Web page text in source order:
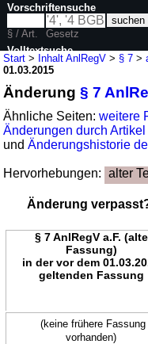
Start > Inhalt AnlRegV > § 7 >
01.03.2015
Änderung§ 7
Ähnliche Seiten:weitere
Änderungen durch
undÄnderungshistorie
Hervorhebungen: alter
Änderung
§ 7 AnlRegV a.F. (alte
Fassung)
in der vor dem
geltenden Fassung
(keine frühere Fassung
vorhanden)
Vorschriftensuche
§ / Art.
Gesetz
Volltextsuche